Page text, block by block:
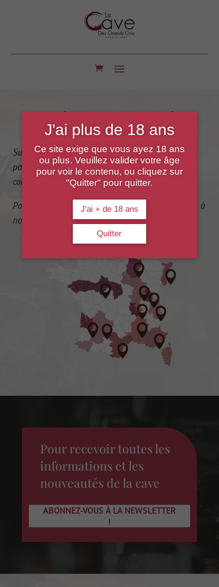
Nosvignerons partenaires
Survolez les régions et découvrez les vignerons
passionnés avec qui nous sommes heureux de
collaborer.
Pour plus d’informations sur un vin, n’hésitez pas à
nous contacter !












Pour recevoir toutes les
informations et les
nouveautés de la cave
ABONNEZ-VOUS À LA NEWSLETTER
!
J'ai plus de 18 ans
Ce site exige que vous ayez 18 ans
ou plus. Veuillez valider votre âge
pour voir le contenu, ou cliquez sur
"Quitter" pour quitter.
J'ai + de 18 ans
Quitter